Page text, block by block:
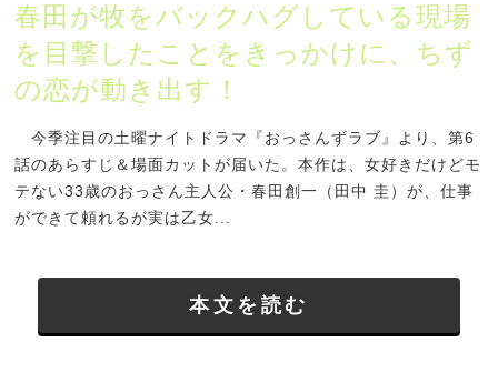
春田が牧をバックハグしている現場
を目撃したことをきっかけに、ちず
の恋が動き出す！
今季注目の土曜ナイトドラマ『おっさんずラブ』より、第6
話のあらすじ＆場面カットが届いた。本作は、女好きだけどモ
テない33歳のおっさん主人公・春田創一（田中 圭）が、仕事
ができて頼れるが実は乙女...
本文を読む